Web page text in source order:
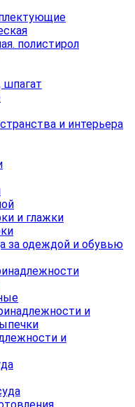
полистирол
и интерьера
и глажки
за одеждой и обувью
и
и